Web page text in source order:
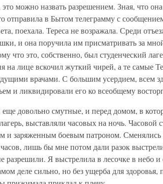
можно назвать разрешением. Зная, что
отправила в Бытом телеграмму с
поехала. Тереса не возражала. Среди
и она поручила им присматривать за
что это, собственно, был студенческий
на лице вскочил жуткий чирей, а те самые
врачами. С большим усердием, всем
и ликвидировали его ко всеобщему
довольно смутные, и перед домом, в
выставляли часовых на ночь.
и заряженным боевым патроном.
лишь бы мне потом дали разок
разрешили. Я выстрелила в лесочке в небо и
деле сильно, но без ущерба для